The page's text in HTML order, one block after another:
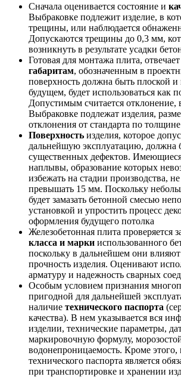
Сначала оценивается состояние и
Выбраковке подлежит изделие, в
трещины, или наблюдается
Допускаются трещины до 0,3 мм,
возникнуть в результате усадки
Готовая для монтажа плита,
габаритам, обозначенным в
поверхность должна быть плоской и
будущем, будет использоваться как
Допустимым считается отклонение,
Выбраковке подлежат изделия,
отклонения от стандарта по
Поверхность изделия, которое
дальнейшую эксплуатацию, должна
существенных дефектов.
наплывы, образование которых
избежать на стадии производства,
превышать 15 мм. Поскольку
будет замазать бетонной смесью
установкой и упростить процесс
оформления будущего потолка
Железобетонная плита проверяется
класса и марки использованного
поскольку в дальнейшем они влияют
прочность изделия. Оценивают
арматуру и надежность сварных
Особым условием признания
пригодной для дальнейшей
наличие технического паспорта
качества). В нем указывается вся
изделии, технические параметры,
маркировочную формулу,
водонепроницаемость. Кроме этого,
технического паспорта является
при транспортировке и хранении